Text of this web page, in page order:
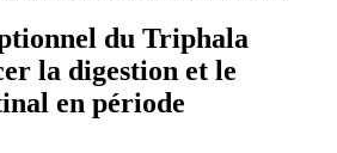
du Triphala
la digestion et le
en période